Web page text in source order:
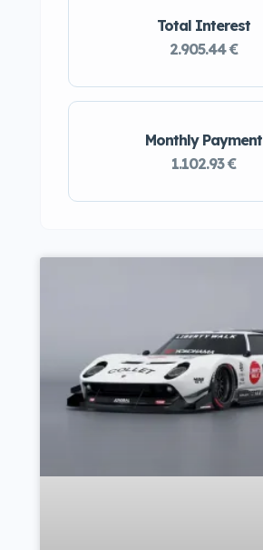
Monthly Payment
1.102.93 €
Total Interest
2.905.44 €